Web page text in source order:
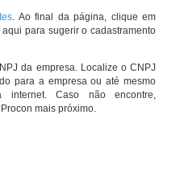
. Ao final da página, clique em
para sugerir o cadastramento
da empresa. Localize o CNPJ
para a empresa ou até mesmo
Caso não encontre,
mais próximo.